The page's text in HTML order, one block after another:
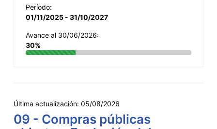
Período:
01/11/2025 - 31/10/2027
Avance al 30/06/2026:
30%
Última actualización: 05/08/2026
09 - Compras públicas